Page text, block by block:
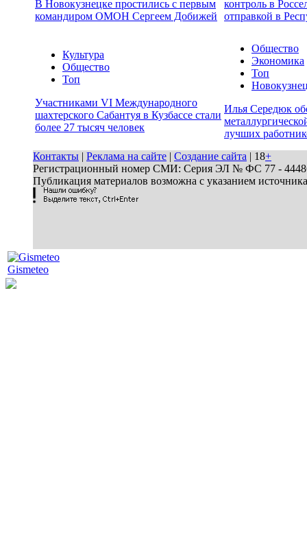
В Новокузнецке простились с первым
командиром ОМОН Сергеем Добижей
контроль в
отправкой в
Культура
Общество
Топ
Участниками VI Международного
шахтерского Сабантуя в Кузбассе стали
более 27 тысяч человек
Общество
Экономика
Топ
Илья Середюк
лучших
Контакты | Реклама на сайте | Создание сайта | 18+
Регистрационный номер СМИ: Серия ЭЛ № ФС 77 - 44486
Публикация материалов возможна с указанием
Gismeteo